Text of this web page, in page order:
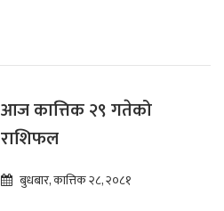
आज कात्तिक २९ गतेको
राशिफल
बुधबार, कात्तिक २८, २०८१